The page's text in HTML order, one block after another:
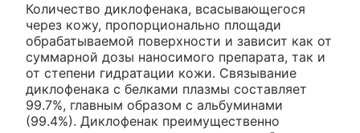
Количество диклофенака, всасывающегося
через кожу, пропорционально площади
обрабатываемой поверхности и зависит как от
суммарной дозы наносимого препарата, так и
от степени гидратации кожи. Связывание
диклофенака с белками плазмы составляет
99.7%, главным образом с альбуминами
(99.4%). Диклофенак преимущественно